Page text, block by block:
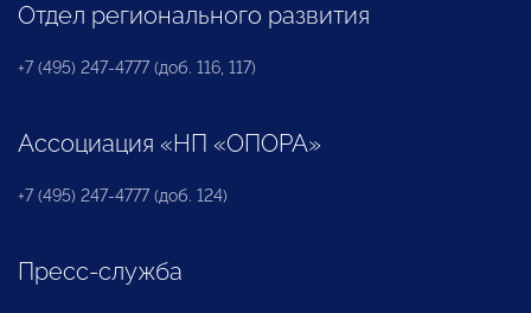
Отдел регионального развития
+7 (495) 247-4777 (доб. 116, 117)
Ассоциация «НП «ОПОРА»
+7 (495) 247-4777 (доб. 124)
Пресс-служба